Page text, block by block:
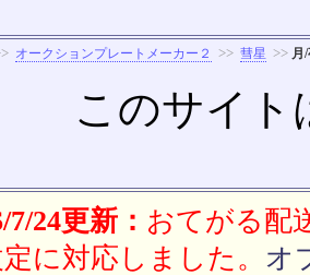
オークションプレートメーカー２ >> 彗星 >> 月
このサイト
7/24更新： おてがる配
に対応しました。 オ